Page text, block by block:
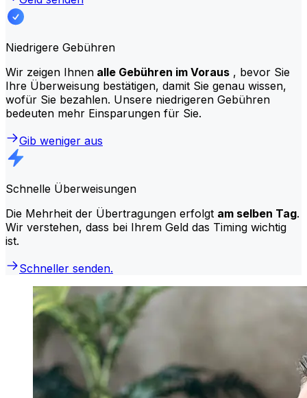
Niedrigere Gebühren
Wir zeigen Ihnen alle Gebühren im Voraus , bevor Sie
Ihre Überweisung bestätigen, damit Sie genau wissen,
wofür Sie bezahlen. Unsere niedrigeren Gebühren
bedeuten mehr Einsparungen für Sie.
Gib weniger aus
Schnelle Überweisungen
Die Mehrheit der Übertragungen erfolgt am selben Tag.
Wir verstehen, dass bei Ihrem Geld das Timing wichtig
ist.
Schneller senden.